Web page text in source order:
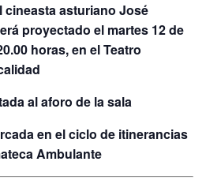
cineasta asturiano José
proyectado el martes 12 de
horas, en el Teatro
al aforo de la sala
en el ciclo de itinerancias
Ambulante